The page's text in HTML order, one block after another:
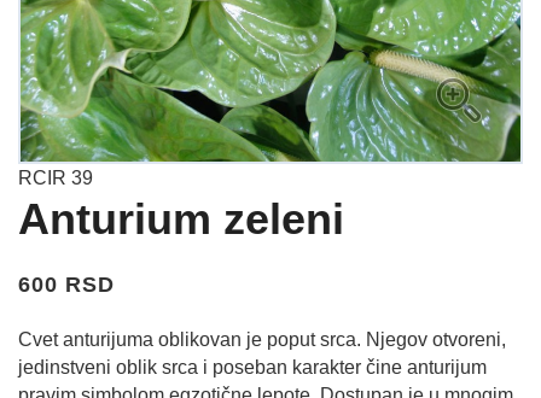
RCIR 39
Anturium zeleni
600 RSD
Cvet anturijuma oblikovan je poput srca. Njegov otvoreni,
jedinstveni oblik srca i poseban karakter čine anturijum